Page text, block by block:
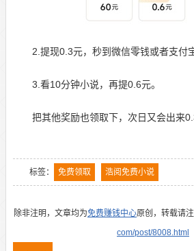
2.提现0.3元，秒到微信零钱或者支付宝
3.看10分钟小说，再提0.6元。
把其他奖励也领取下，次日又会出来
标签： 免费领取 浩阅免费小说
除非注明，文章均为免费赚钱中心原创，转载请注
com/post/8008.html